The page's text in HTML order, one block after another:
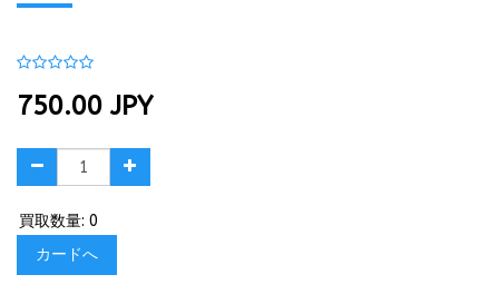
750.00 JPY
買取数量: 0
カードへ